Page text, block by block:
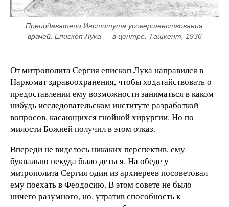
Преподаватели Института усовершенствования
врачей. Епископ Лука — в центре. Ташкент, 1936
От митрополита Сергия епископ Лука направился в
Наркомат здравоохранения, чтобы ходатайствовать о
предоставлении ему возможности заниматься в каком-
нибудь исследовательском институте разработкой
вопросов, касающихся гнойной хирургии. Но по
милости Божией получил в этом отказ.
Впереди не виделось никаких перспектив, ему
буквально некуда было деться. На обеде у
митрополита Сергия один из архиереев посоветовал
ему поехать в Феодосию. В этом совете не было
ничего разумного, но, утратив способность к